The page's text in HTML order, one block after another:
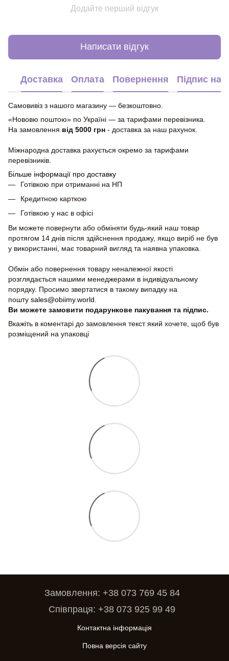
Додайте перший відгук
Написати відгук
Доставка Оплата Повернення Підпис на
Самовивіз з нашого магазину — безкоштовно.
«Нововю поштою» по Україні — за тарифами перевізника.
На замовлення від 5000 грн - доставка за наш рахунок.
Міжнародна доставка рахується окремо за тарифами
перевізників.
Більше інформації про доставку
Готівкою при отриманні на НП
Кредитною карткою
Готівкою у нас в офісі
Ви можете повернути або обміняти будь-який наш товар
протягом 14 днів після здійснення продажу, якщо виріб не був
у використанні, має товарний вигляд та наявна упаковка.
Обмін або повернення товару неналежної якості
розглядається нашими менеджерами в індивідуальному
порядку. Просимо звертатися в такому випадку на
пошту sales@obiimy.world
Ви можете замовити подарункове пакування та підпис.
Вкажіть в коментарі до замовлення текст який хочете, щоб був
розміщений на упаковці
Замовлення: +38 073 769 45 84
Співпраця: +38 073 925 99 49
Контактна інформація
Повна версія сайту